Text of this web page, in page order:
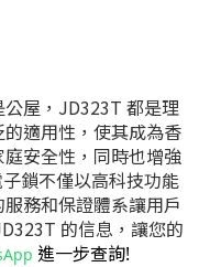
屋，JD323T 都是理
適用性，使其成為香
安全性，同時也增強
鎖不僅以高科技功能
務和保證體系讓用戶
的信息，讓您的
進一步查詢!